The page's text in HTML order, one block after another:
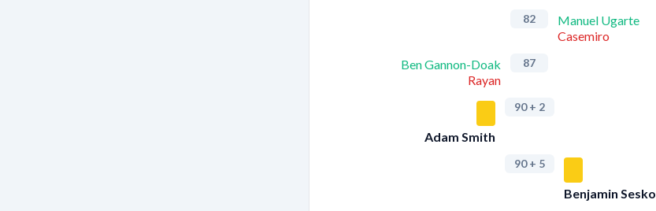
82
Manuel Ugarte
Casemiro
Ben Gannon-Doak
Rayan
87
Adam Smith
90+ 2
90+ 5
Benjamin Sesko